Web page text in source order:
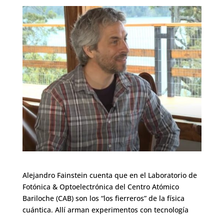
Alejandro Fainstein cuenta que en el Laboratorio de
Fotónica & Optoelectrónica del Centro Atómico
Bariloche (CAB) son los “los fierreros” de la física
cuántica. Allí arman experimentos con tecnología